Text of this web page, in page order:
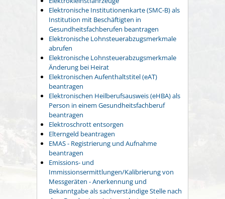
Elektronische Institutionenkarte (SMC-B) als
Institution mit Beschäftigten in
Gesundheitsfachberufen beantragen
Elektronische Lohnsteuerabzugsmerkmale
abrufen
Elektronische Lohnsteuerabzugsmerkmale
Änderung bei Heirat
Elektronischen Aufenthaltstitel (eAT)
beantragen
Elektronischen Heilberufsausweis (eHBA) als
Person in einem Gesundheitsfachberuf
beantragen
Elektroschrott entsorgen
Elterngeld beantragen
EMAS - Registrierung und Aufnahme
beantragen
Emissions- und
Immissionsermittlungen/Kalibrierung von
Messgeräten - Anerkennung und
Bekanntgabe als sachverständige Stelle nach